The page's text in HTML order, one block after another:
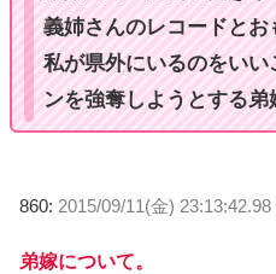
義姉さんのレコードとお
私が県外にいるのをい
ンを強奪しようとする
860: 2015/09/11(金) 23:13:42.98
弟嫁について。